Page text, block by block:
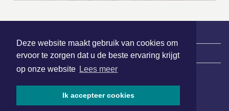
Deze website maakt gebruik van cookies om
ervoor te zorgen dat u de beste ervaring krijgt
op onze website Lees meer
Ik accepteer cookies
| Nieuws | Sport | Evenementen
Hoofdvestiging: